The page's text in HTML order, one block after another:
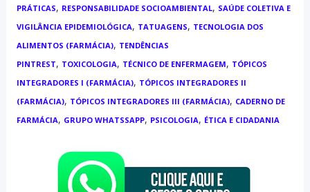
PRÁTICAS, RESPONSABILIDADE SOCIOAMBIENTAL, SAÚDE COLETIVA E
VIGILÂNCIA EPIDEMIOLÓGICA, TATUAGENS, TECNOLOGIA DOS
ALIMENTOS (FARMÁCIA), TENDÊNCIAS
PINTREST, TOXICOLOGIA, TÉCNICO DE ENFERMAGEM, TÓPICOS
INTEGRADORES I (FARMÁCIA), TÓPICOS INTEGRADORES II
(FARMÁCIA), TÓPICOS INTEGRADORES III (FARMÁCIA), CADERNO DE
FARMÁCIA, GRUPO WHATSSAPP, PSICOLOGIA, ÉTICA E CIDADANIA